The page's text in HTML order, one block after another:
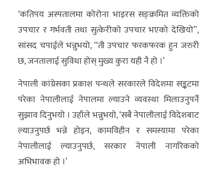
खबर
विशेष
राशिफल
फोटो
ग्यालरी
भिडियो
‘कतिपय अस्पतालमा कोरोना भाइरस सङ्क्रमित व्यक्तिको
उपचार र गर्भवती तथा सुत्केरीको उपचार भएको देखियो”,
सांसद चपाईले भन्नुभयो, “ती उपचार फरकफरक हुन जरुरी
छ, जनतालाई सुविधा होस् मुख्य कुरा यही नै हो ।’
नेपाली कांग्रेसका प्रकाश पन्थले सरकारले विदेशमा सङ्कटमा
परेका नेपालीलाई नेपालमा ल्याउने व्यवस्था मिलाउनुपर्ने
सुझाव दिनुभयो । उहाँले भन्नुभयो, ‘सबै नेपालीलाई विदेशबाट
ल्याउनुपर्छ भन्ने होइन, कामविहीन र समस्यामा परेका
नेपालीलाई ल्याउनुपर्छ, सरकार नेपाली नागरिकको
अभिभावक हो ।’